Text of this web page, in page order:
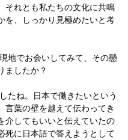
それとも私たちの文化に共鳴
を、しっかり見極めたいと考
地でお会いしてみて、その懸
ましたか？
たね。日本で働きたいという
言葉の壁を越えて伝わってき
介してもいいと伝えていたの
死に日本語で答えようとして